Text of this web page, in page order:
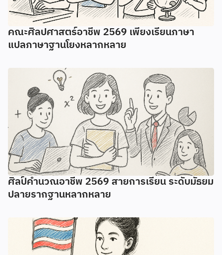
คณะศิลปศาสตร์อาชีพ 2569 เพียงเรียนภาษา
แปลภาษาฐานโยงหลากหลาย
ศิลป์คํานวณอาชีพ 2569 สายการเรียน ระดับมัธยม
ปลายรากฐานหลากหลาย